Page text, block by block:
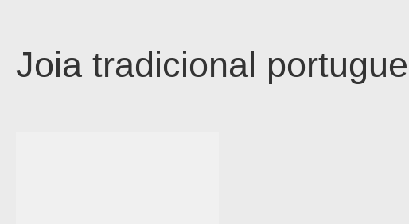
Joia tradicional